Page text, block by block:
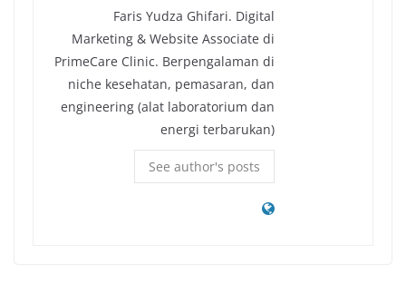
Faris Yudza Ghifari. Digital
Marketing & Website Associate di
PrimeCare Clinic. Berpengalaman di
niche kesehatan, pemasaran, dan
engineering (alat laboratorium dan
energi terbarukan)
See author's posts